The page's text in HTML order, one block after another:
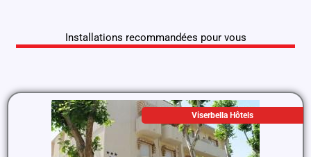
Installations recommandées pour vous
Viserbella Hôtels